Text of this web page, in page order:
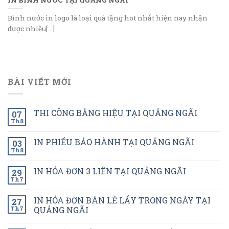
Bình nước in logo là loại quà tặng hot nhất hiện nay nhận
được nhiều[...]
BÀI VIẾT MỚI
07
Th8
THI CÔNG BẢNG HIỆU TẠI QUẢNG NGÃI
03
Th8
IN PHIẾU BẢO HÀNH TẠI QUẢNG NGÃI
29
Th7
IN HÓA ĐƠN 3 LIÊN TẠI QUẢNG NGÃI
27
Th7
IN HÓA ĐƠN BÁN LẺ LẤY TRONG NGÀY TẠI
QUẢNG NGÃI